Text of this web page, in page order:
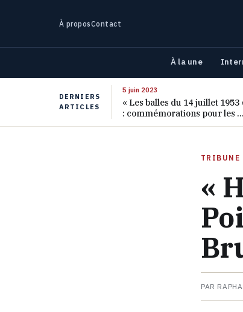
À proposContact
À la une
DERNIERS
ARTICLES
5 juin 2023
« Les balles du 14 juillet 1953
: commémorations pour les 70
ans de ce massacre oublié
TRIBUNE
«
PAR